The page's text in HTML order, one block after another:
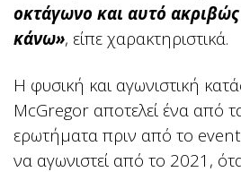
οκτάγωνο και αυτό
κάνω», είπε χαρακτηριστικά.
Η φυσική και αγωνιστική
McGregor αποτελεί ένα από
ερωτήματα πριν από το
να αγωνιστεί από το 2021,